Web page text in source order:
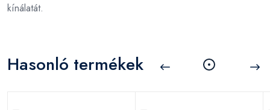
kínálatát.
Hasonló termékek